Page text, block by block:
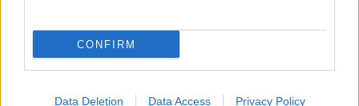
CONFIRM
Data Deletion Data Access Privacy Policy
Programmi Tv